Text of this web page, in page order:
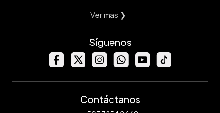
Ver mas ❯
Síguenos
Contáctanos